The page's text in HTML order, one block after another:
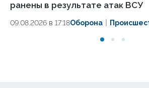
ранены в результате атак ВСУ
09.08.2026 в 17:18Оборона